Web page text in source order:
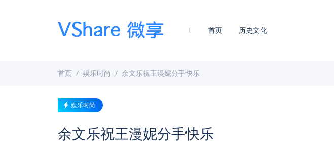
首页 历史文化
首页 娱乐时尚 余文乐祝王漫妮分手快乐
娱乐时尚
余文乐祝王漫妮分手快乐